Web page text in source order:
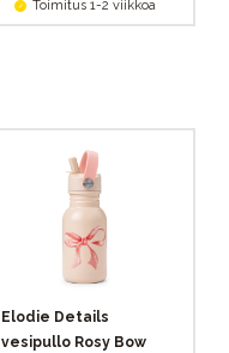
Toimitus 1-2 viikkoa
Elodie Details
vesipullo Rosy Bow